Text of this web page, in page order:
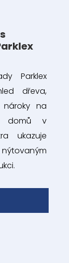
Parklex
dřeva,
na
domů v
ukazuje
nýtovaným